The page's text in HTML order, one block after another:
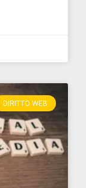
DIRITTO WEB